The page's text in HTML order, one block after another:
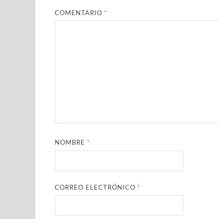
COMENTARIO *
NOMBRE *
CORREO ELECTRÓNICO *